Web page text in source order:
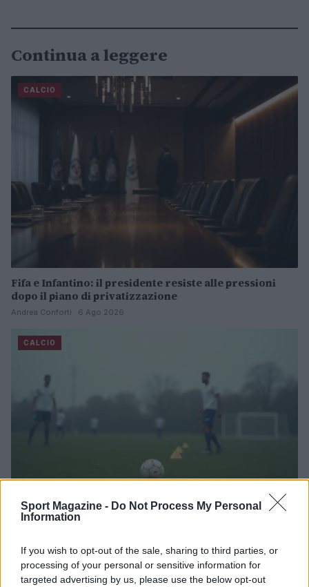
Sport Magazine - Do Not Process My Personal
Information
If you wish to opt-out of the sale, sharing to third parties, or
processing of your personal or sensitive information for
targeted advertising by us, please use the below opt-out
Continua a leggere
CALCIO
Fifa e Infantino: il presidente resiste alle pressioni
dopo il piano di privatizzazione
Andrea Conforti · 6 Ago 2026
CALCIO
Alessandro Dellavalle
Andrea Conforti · 6 Ago 2026